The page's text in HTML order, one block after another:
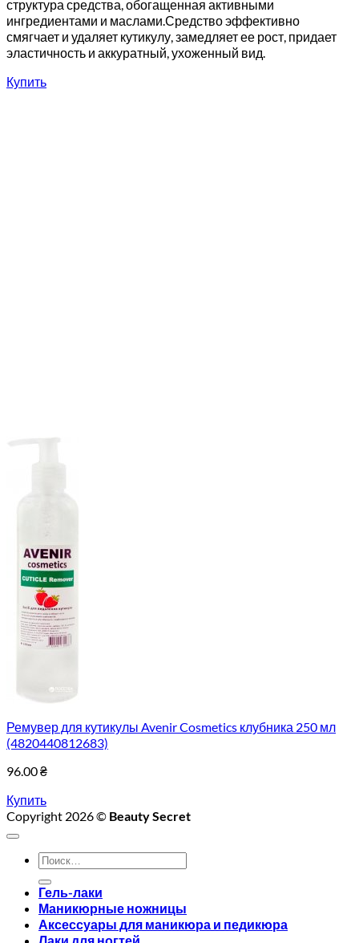
структура средства, обогащенная активными
ингредиентами и маслами.Средство эффективно
смягчает и удаляет кутикулу, замедляет ее рост, придает
эластичность и аккуратный, ухоженный вид.
Купить
Ремувер для кутикулы Avenir Cosmetics клубника 250 мл
(4820440812683)
96.00₴
Купить
Copyright 2026 © Beauty Secret
Искать:
Гель-лаки
Маникюрные ножницы
Аксессуары для маникюра и педикюра
Лаки для ногтей